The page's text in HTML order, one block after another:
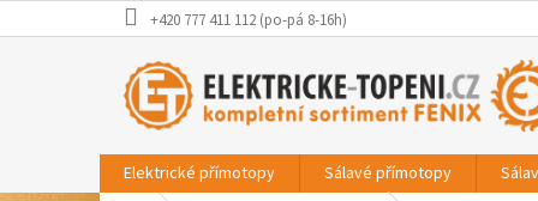
na
+420 777 411 112 (po-pá 8-16h)
Elektrické přímotopy Sálavé přímotopy